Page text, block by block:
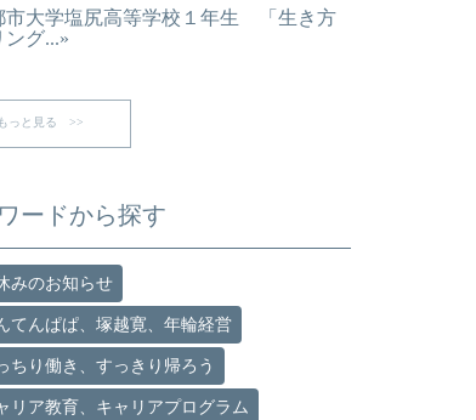
市大学塩尻高等学校１年生 「生き方
ング...»
もっと見る >>
ードから探す
みのお知らせ
てんぱぱ、塚越寛、年輪経営
ちり働き、すっきり帰ろう
リア教育、キャリアプログラム